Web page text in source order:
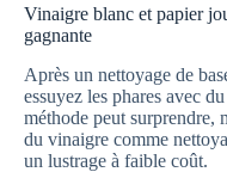
Vinaigre blanc et papier
gagnante
Après un nettoyage de
essuyez les phares avec
méthode peut surprendre,
du vinaigre comme
un lustrage à faible coût.